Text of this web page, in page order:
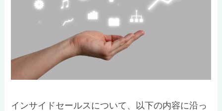
インサイドセールスについて、以下の内容に沿っ